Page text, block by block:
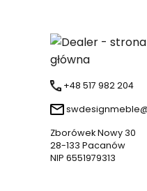
+48 517 982 204
Zborówek Nowy 30
28-133 Pacanów
NIP 6551979313